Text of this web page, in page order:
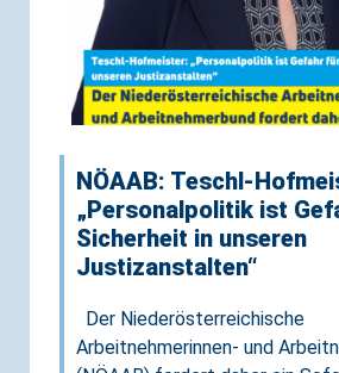
NÖAAB: Teschl-
„Personalpolitik ist
Sicherheit in unseren
Justizanstalten“
Der Niederösterreichische
Arbeitnehmerinnen- und